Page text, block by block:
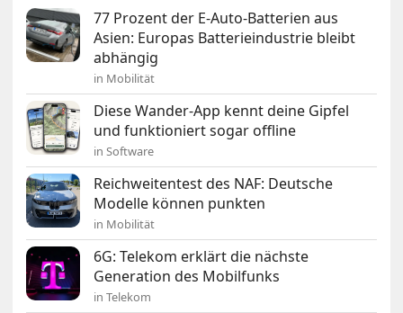
77 Prozent der E-Auto-Batterien aus
Asien: Europas Batterieindustrie bleibt
abhängig
in Mobilität
Diese Wander-App kennt deine Gipfel
und funktioniert sogar offline
in Software
Reichweitentest des NAF: Deutsche
Modelle können punkten
in Mobilität
6G: Telekom erklärt die nächste
Generation des Mobilfunks
in Telekom